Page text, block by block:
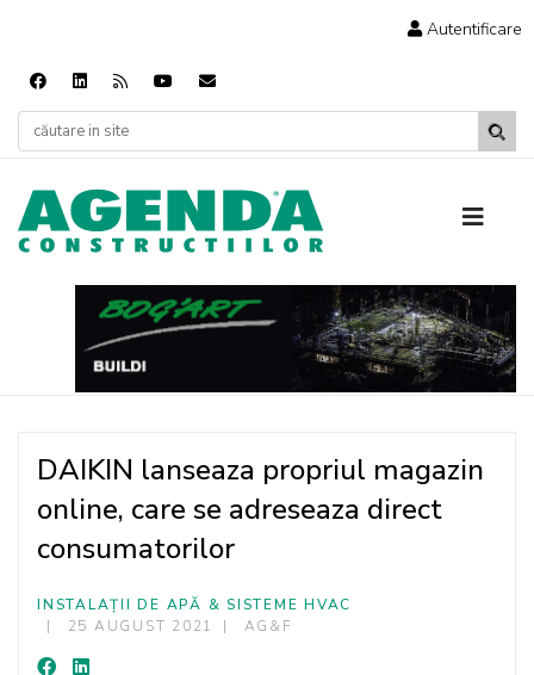
Autentificare
DAIKIN lanseaza propriul magazin
online, care se adreseaza direct
consumatorilor
INSTALAȚII DE APĂ & SISTEME HVAC
25 AUGUST 2021
AG&F